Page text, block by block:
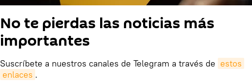
No te pierdas las noticias más
importantes
Suscríbete a nuestros canales de Telegram a través de estos
enlaces .